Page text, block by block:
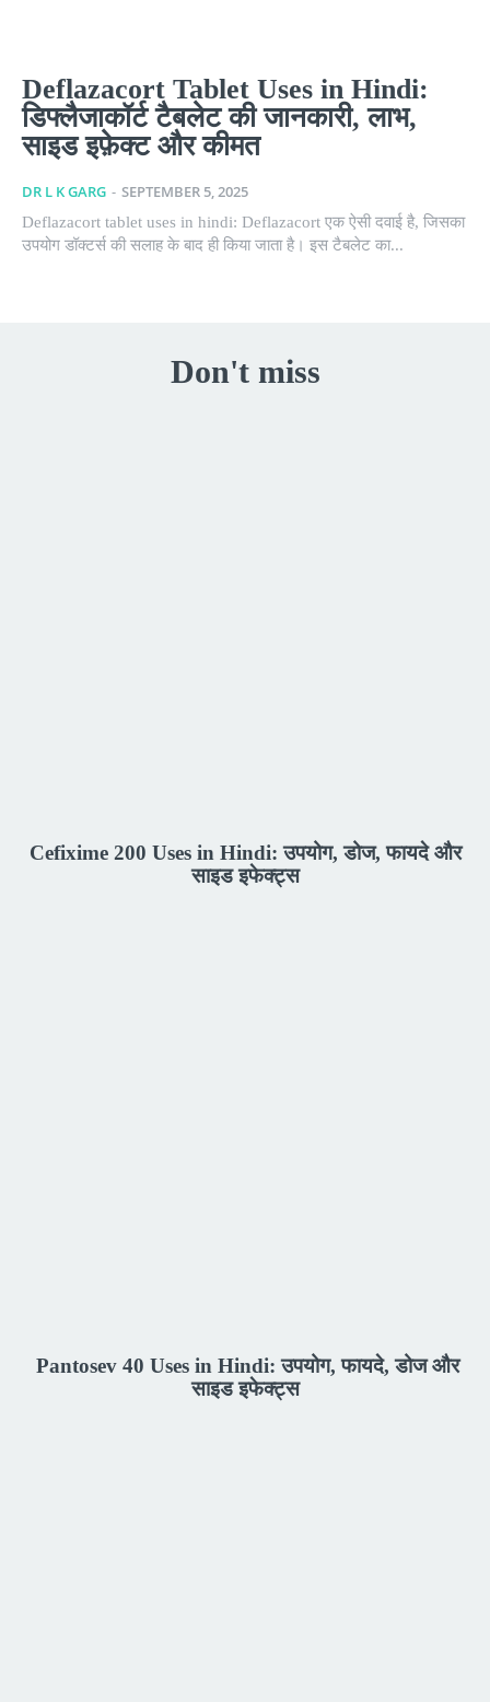
Deflazacort Tablet Uses in Hindi:
डिफ्लैजाकॉर्ट टैबलेट की जानकारी, लाभ,
साइड इफ़ेक्ट और कीमत
DR L K GARG - SEPTEMBER 5, 2025
Deflazacort tablet uses in hindi: Deflazacort एक ऐसी दवाई है, जिसका
उपयोग डॉक्टर्स की सलाह के बाद ही किया जाता है। इस टैबलेट का...
Don't miss
Cefixime 200 Uses in Hindi: उपयोग, डोज, फायदे और
साइड इफेक्ट्स
Pantosev 40 Uses in Hindi: उपयोग, फायदे, डोज और
साइड इफेक्ट्स